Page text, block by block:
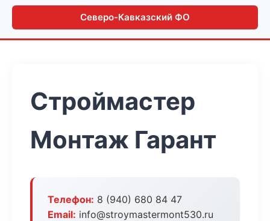
Северо-Кавказский ФО
Строймастер
Монтаж Гарант
Телефон: 8 (940) 680 84 47
Email: info@stroymastermont530.ru